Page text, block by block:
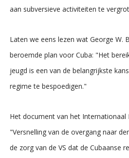
aan subversieve activiteiten te
Laten we eens lezen wat George W.
beroemde plan voor Cuba: "Het
jeugd is een van de belangrijkste
regime te bespoedigen."
Het document van het Internationaal
"Versnelling van de overgang naar
de zorg van de VS dat de Cubaanse